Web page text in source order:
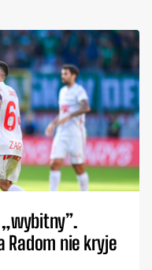
„wybitny”.
Radom nie kryje